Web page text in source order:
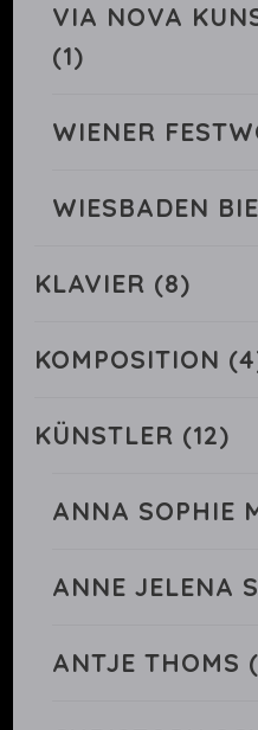
VIA NOVA
(1)
WIENER
WIESBADEN
KLAVIER (8)
KOMPOSITION
KÜNSTLER (12)
ANNA SOPHIE
ANNE JELENA
ANTJE THOMS